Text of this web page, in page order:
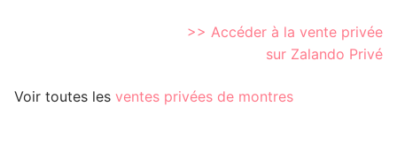
>> Accéder à la vente privée
sur Zalando Privé
Voir toutes les ventes privées de montres